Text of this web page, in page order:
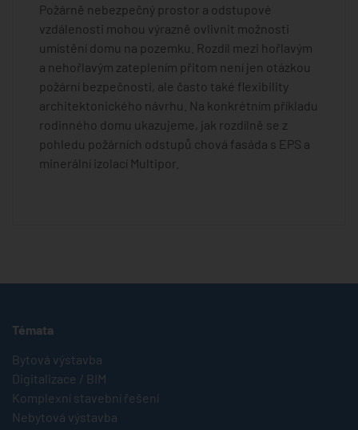
Požárně nebezpečný prostor a odstupové
vzdálenosti mohou výrazně ovlivnit možnosti
umístění domu na pozemku. Rozdíl mezi hořlavým
a nehořlavým zateplením přitom není jen otázkou
požární bezpečnosti, ale často také flexibility
architektonického návrhu. Na konkrétním příkladu
rodinného domu ukazujeme, jak rozdílně se z
pohledu požárních odstupů chová fasáda s EPS a
minerální izolací Multipor.
Témata
Bytová výstavba
Digitalizace / BIM
Komplexní stavební řešení
Nebytová výstavba